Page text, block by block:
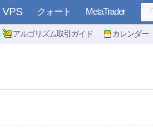
VPS クォート MetaTrader
アルゴリズム取引ガイド カレンダー
「